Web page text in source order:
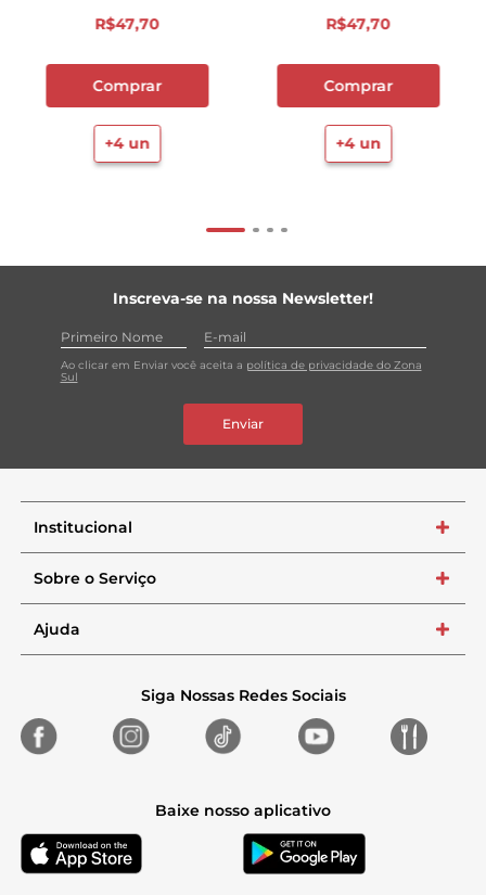
R$47,70
Comprar
+4un
R$47,70
Comprar
+4un
Inscreva-se na nossa Newsletter!
Ao clicar em Enviar você aceita a política de privacidade do Zona
Sul
Enviar
Institucional +
Sobre o Serviço +
Ajuda +
Siga Nossas Redes Sociais
Baixe nosso aplicativo